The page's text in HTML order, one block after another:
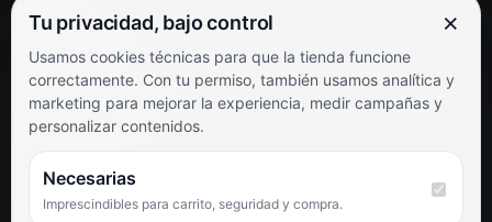
Soporte al cliente
Contacto
Términos y condiciones
Preguntas frecuentes
SÍGUENOS
Facebook
Tu privacidad, bajo control ×
Usamos cookies técnicas para que la tienda funcione
correctamente. Con tu permiso, también usamos analítica y
marketing para mejorar la experiencia, medir campañas y
personalizar contenidos.
Necesarias
Imprescindibles para carrito, seguridad y compra.